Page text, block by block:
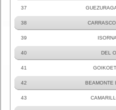
37
38
39
40 DEL
41
42 BEAMONTE
43